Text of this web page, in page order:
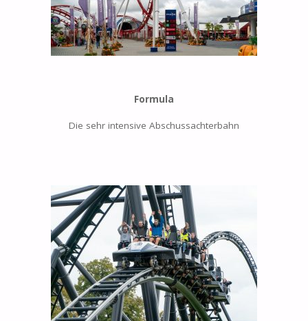
Formula
Die sehr intensive Abschussachterbahn